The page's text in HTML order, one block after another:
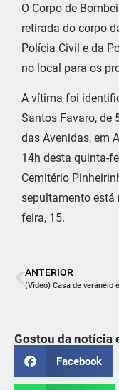
O Corpo de
retirada do corpo
Polícia Civil e da
no local para os
A vítima foi
Santos Favaro, de
das Avenidas, em
14h desta quinta-
Cemitério
sepultamento está
feira, 15.
ANTERIOR
Gostou da notícia
Facebook